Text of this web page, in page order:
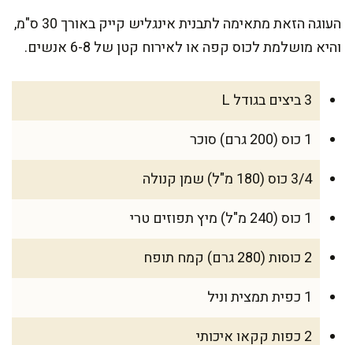
העוגה הזאת מתאימה לתבנית אינגליש קייק באורך 30 ס"מ,
והיא מושלמת לכוס קפה או לאירוח קטן של 6-8 אנשים.
3 ביצים בגודל L
1 כוס (200 גרם) סוכר
3/4 כוס (180 מ"ל) שמן קנולה
1 כוס (240 מ"ל) מיץ תפוזים טרי
2 כוסות (280 גרם) קמח תופח
1 כפית תמצית וניל
2 כפות קקאו איכותי